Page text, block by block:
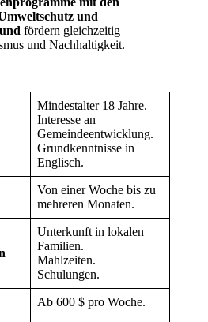
und
fördern gleichzeitig
und Nachhaltigkeit.
Mindestalter 18 Jahre.
Interesse an
Gemeindeentwicklung.
Grundkenntnisse in
Englisch.
Von einer Woche bis zu
mehreren Monaten.
Unterkunft in lokalen
Familien.
Mahlzeiten.
Schulungen.
Ab 600 $ pro Woche.